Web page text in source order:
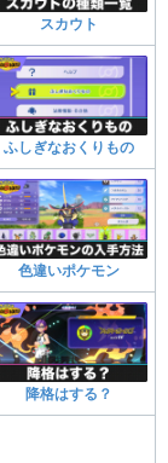
スカウト
ふしぎなおくりもの
色違いポケモン
降格はする？